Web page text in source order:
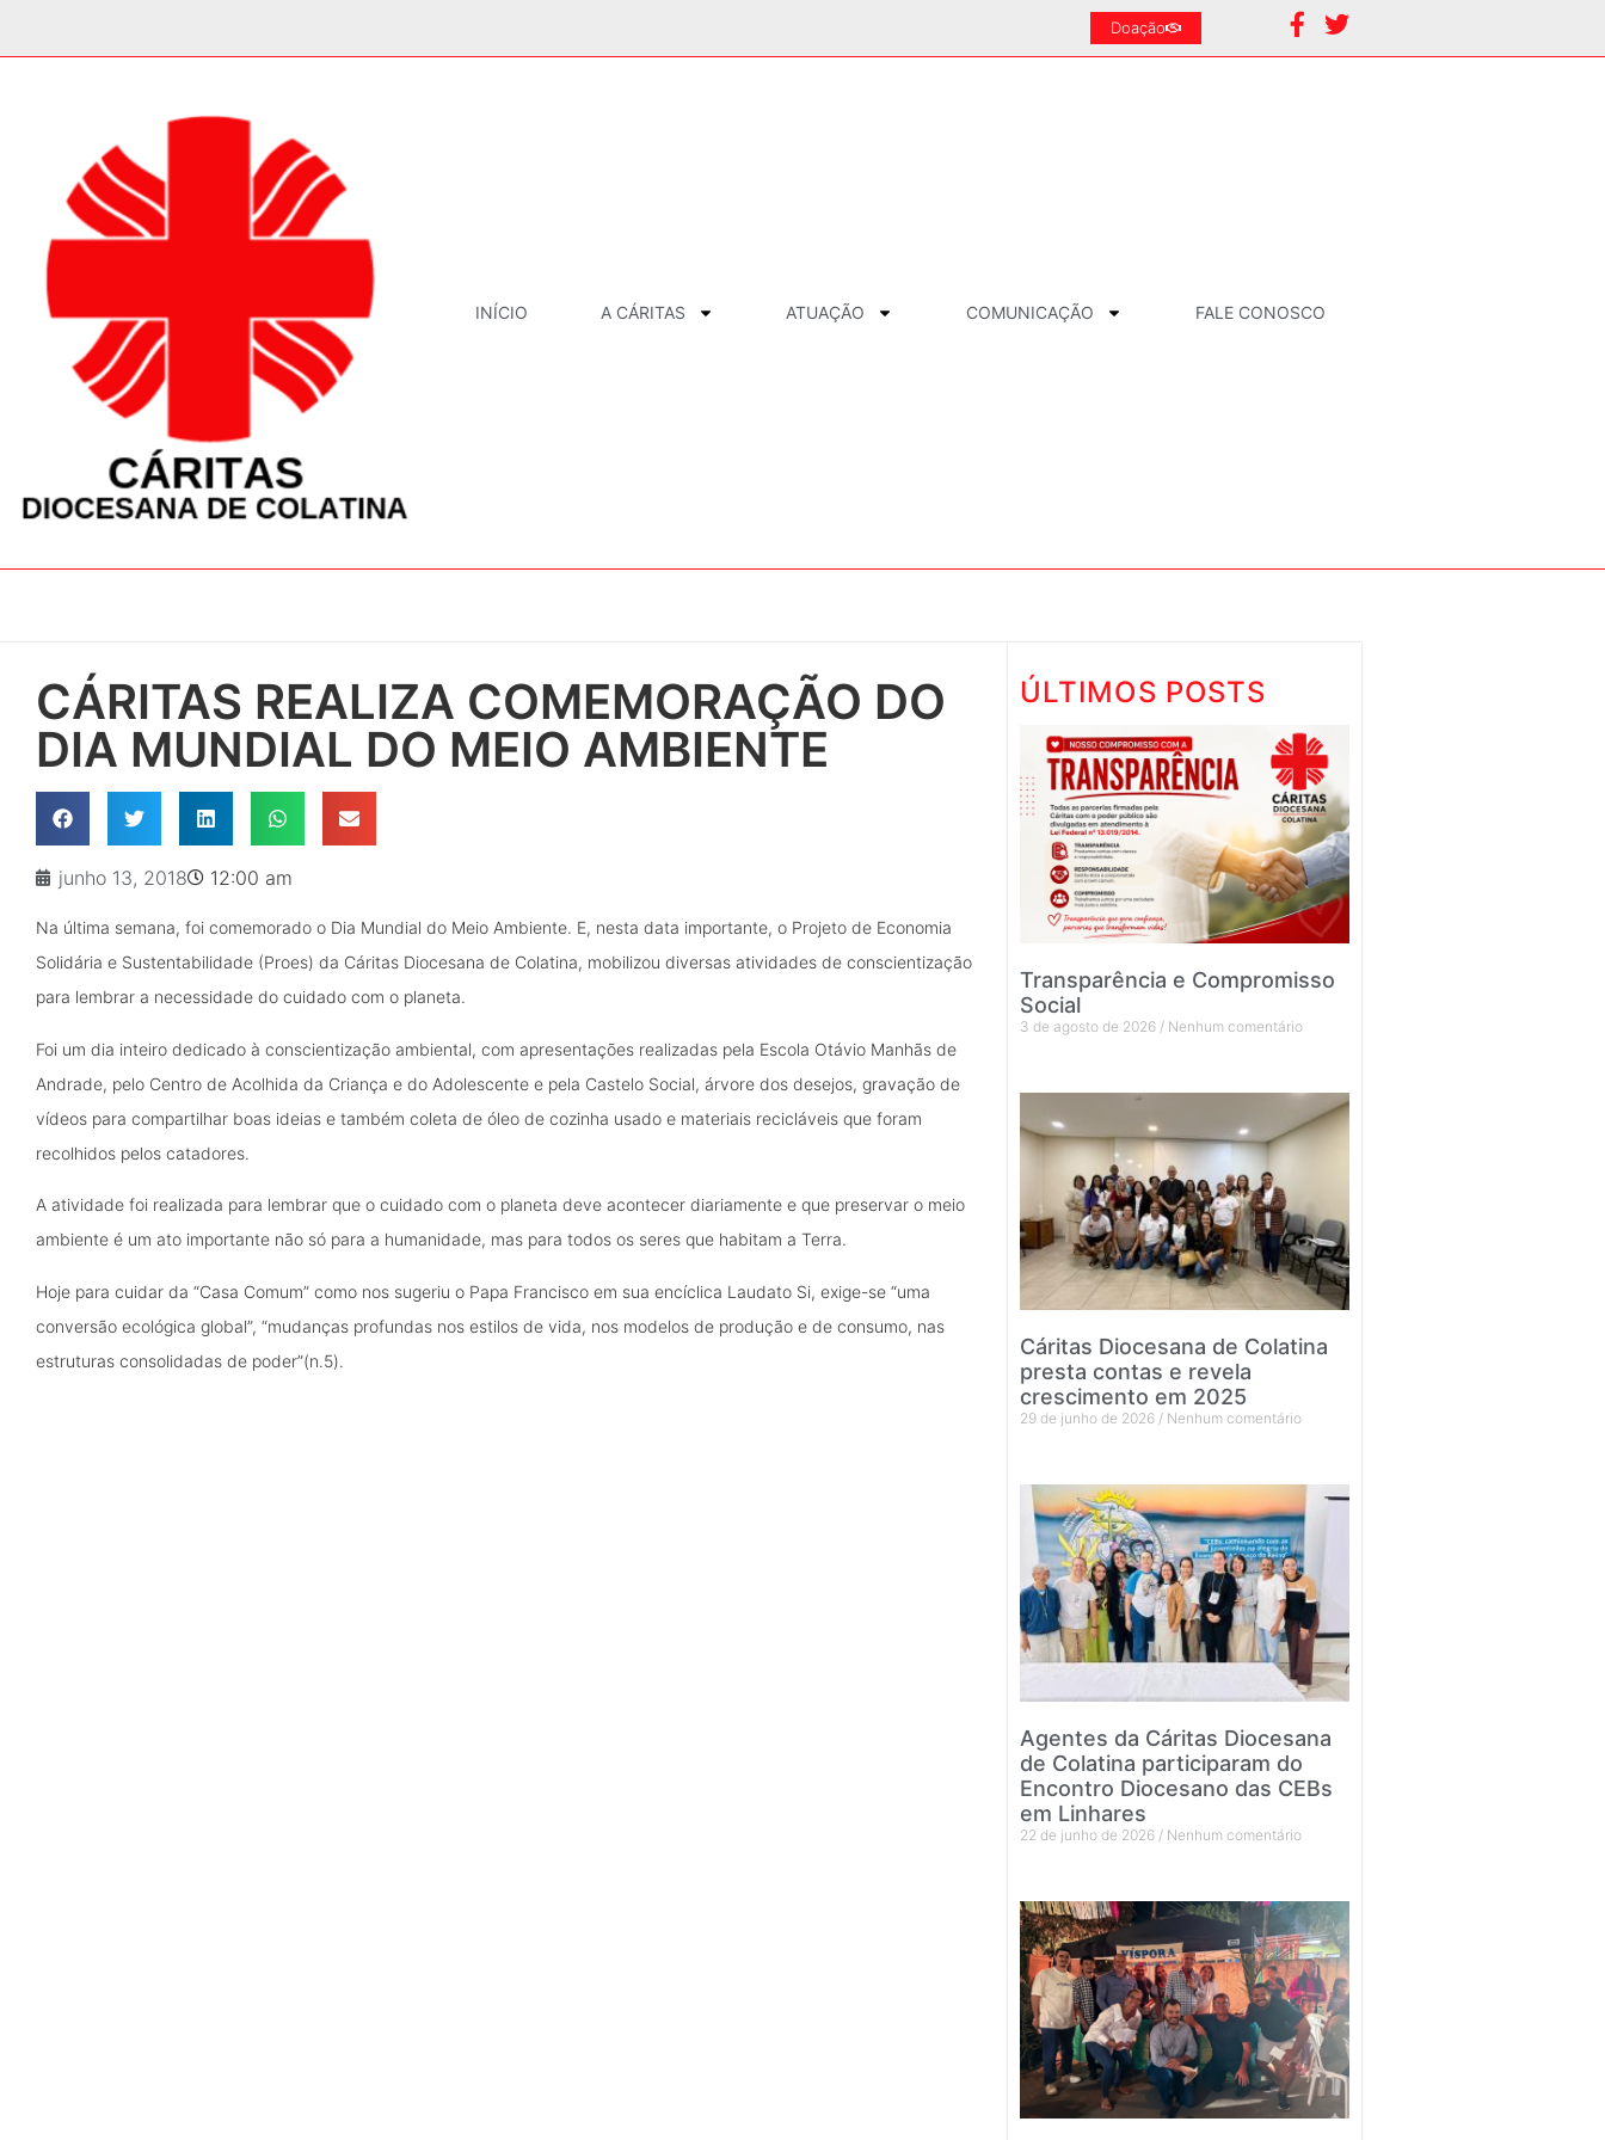
Doação
INÍCIO A CÁRITAS ATUAÇÃO COMUNICAÇÃO FALE CONOSCO
CÁRITAS REALIZA COMEMORAÇÃO DO
DIA MUNDIAL DO MEIO AMBIENTE
junho 13, 2018 12:00 am
Na última semana, foi comemorado o Dia Mundial do Meio Ambiente. E, nesta data importante, o Projeto de Economia
Solidária e Sustentabilidade (Proes) da Cáritas Diocesana de Colatina, mobilizou diversas atividades de conscientização
para lembrar a necessidade do cuidado com o planeta.
Foi um dia inteiro dedicado à conscientização ambiental, com apresentações realizadas pela Escola Otávio Manhãs de
Andrade, pelo Centro de Acolhida da Criança e do Adolescente e pela Castelo Social, árvore dos desejos, gravação de
vídeos para compartilhar boas ideias e também coleta de óleo de cozinha usado e materiais recicláveis que foram
recolhidos pelos catadores.
A atividade foi realizada para lembrar que o cuidado com o planeta deve acontecer diariamente e que preservar o meio
ambiente é um ato importante não só para a humanidade, mas para todos os seres que habitam a Terra.
Hoje para cuidar da “Casa Comum” como nos sugeriu o Papa Francisco em sua encíclica Laudato Si, exige-se “uma
conversão ecológica global”, “mudanças profundas nos estilos de vida, nos modelos de produção e de consumo, nas
estruturas consolidadas de poder”(n.5).
ÚLTIMOS POSTS
Transparência e Compromisso
Social
3 de agosto de 2026 Nenhum comentário
Cáritas Diocesana de Colatina
presta contas e revela
crescimento em 2025
29 de junho de 2026 Nenhum comentário
Agentes da Cáritas Diocesana
de Colatina participaram do
Encontro Diocesano das CEBs
em Linhares
22 de junho de 2026 Nenhum comentário